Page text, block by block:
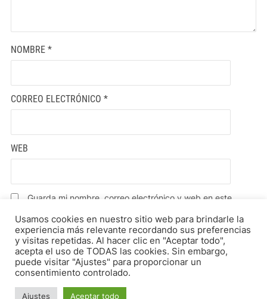
NOMBRE *
CORREO ELECTRÓNICO *
WEB
Guarda mi nombre, correo electrónico y web en este
Usamos cookies en nuestro sitio web para brindarle la
experiencia más relevante recordando sus preferencias
y visitas repetidas. Al hacer clic en "Aceptar todo",
acepta el uso de TODAS las cookies. Sin embargo,
puede visitar "Ajustes" para proporcionar un
consentimiento controlado.
Ajustes Aceptar todo